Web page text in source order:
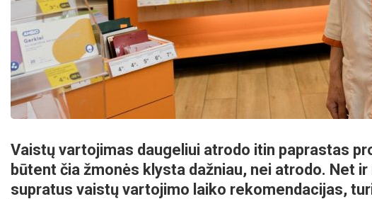
Vaistų vartojimas daugeliui atrodo itin paprastas
būtent čia žmonės klysta dažniau, nei atrodo. Net
supratus vaistų vartojimo laiko rekomendacijas,